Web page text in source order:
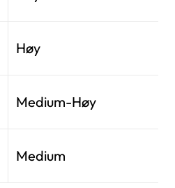
Høy
Medium-Høy
Medium